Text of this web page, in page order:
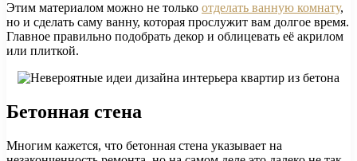
Этим материалом можно не только отделать ванную комнату,
но и сделать саму ванну, которая прослужит вам долгое время.
Главное правильно подобрать декор и облицевать её акрилом
или плиткой.
Бетонная стена
Многим кажется, что бетонная стена указывает на